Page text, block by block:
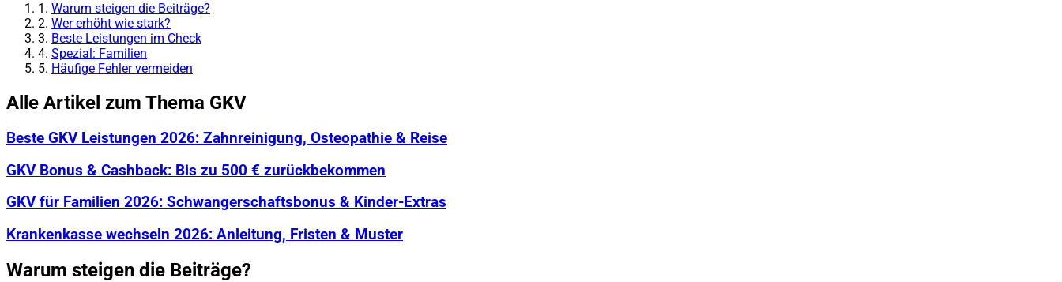
1. Warum steigen die Beiträge?
2. Wer erhöht wie stark?
3. Beste Leistungen im Check
4. Spezial: Familien
5. Häufige Fehler vermeiden
Alle Artikel zum Thema GKV
Beste GKV Leistungen 2026: Zahnreinigung, Osteopathie & Reise
GKV Bonus & Cashback: Bis zu 500 € zurückbekommen
GKV für Familien 2026: Schwangerschaftsbonus & Kinder-Extras
Krankenkasse wechseln 2026: Anleitung, Fristen & Muster
Warum steigen die Beiträge?